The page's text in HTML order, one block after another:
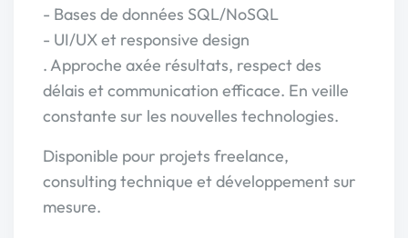
- Bases de données SQL/NoSQL
- UI/UX et responsive design
. Approche axée résultats, respect des
délais et communication efficace. En veille
constante sur les nouvelles technologies.
Disponible pour projets freelance,
consulting technique et développement sur
mesure.